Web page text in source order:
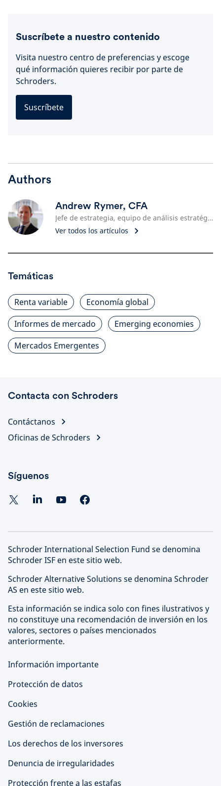
Suscríbete a nuestro contenido
Visita nuestro centro de preferencias y escoge
qué información quieres recibir por parte de
Schroders.
Suscríbete
Authors
Andrew Rymer, CFA
Jefe de estrategia, equipo de análisis estratégico
Ver todos los artículos
Temáticas
Renta variable
Economía global
Informes de mercado
Emerging economies
Mercados Emergentes
Contacta con Schroders
Contáctanos
Oficinas de Schroders
Síguenos
Schroder International Selection Fund se denomina
Schroder ISF en este sitio web.
Schroder Alternative Solutions se denomina Schroder
AS en este sitio web.
Esta información se indica solo con fines ilustrativos y
no constituye una recomendación de inversión en los
valores, sectores o países mencionados
anteriormente.
Información importante
Protección de datos
Cookies
Gestión de reclamaciones
Los derechos de los inversores
Denuncia de irregularidades
Protección frente a las estafas